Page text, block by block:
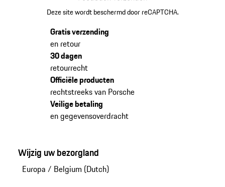
Deze site wordt beschermd door reCAPTCHA.
Gratis verzending
en retour
30 dagen
retourrecht
Officiële producten
rechtstreeks van Porsche
Veilige betaling
en gegevensoverdracht
Wijzig uw bezorgland
Europa / Belgium (Dutch)